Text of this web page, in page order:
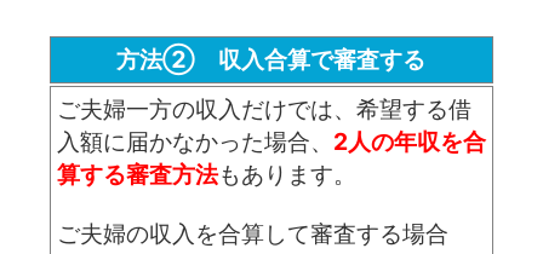
方法② 収入合算で審査する
ご夫婦一方の収入だけでは、希望する借
入額に届かなかった場合、 2人の年収を合
算する審査方法もあります。
ご夫婦の収入を合算して審査する場合